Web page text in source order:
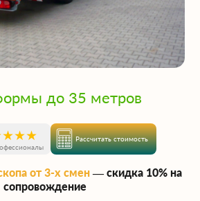
до 35 метров
Рассчитать стоимость
от 3-х смен— скидка 10% на
сопровождение